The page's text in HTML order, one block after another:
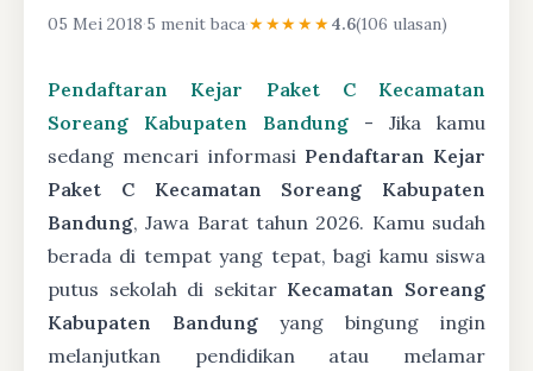
05 Mei 2018·5 menit baca·★★★★★4.6(106 ulasan)
Pendaftaran Kejar Paket C Kecamatan
Soreang Kabupaten Bandung - Jika kamu
sedang mencari informasi Pendaftaran Kejar
Paket C Kecamatan Soreang Kabupaten
Bandung, Jawa Barat tahun 2026. Kamu sudah
berada di tempat yang tepat, bagi kamu siswa
putus sekolah di sekitar Kecamatan Soreang
Kabupaten Bandung yang bingung ingin
melanjutkan pendidikan atau melamar